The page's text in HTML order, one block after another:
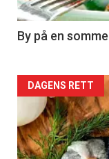
-
5
By på en
Forsiden
akkurat
nå
DAGENS RETT